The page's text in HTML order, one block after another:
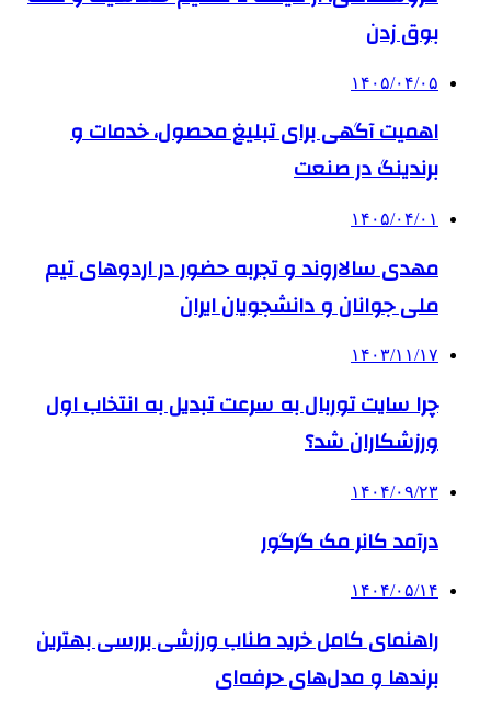
بوق زدن
۱۴۰۵/۰۴/۰۵
اهمیت آگهی برای تبلیغ محصول، خدمات و
برندینگ در صنعت
۱۴۰۵/۰۴/۰۱
مهدی سالاروند و تجربه حضور در اردوهای تیم
ملی جوانان و دانشجویان ایران
۱۴۰۳/۱۱/۱۷
چرا سایت توربال به ‌سرعت تبدیل به انتخاب اول
ورزشکاران شد؟
۱۴۰۴/۰۹/۲۳
درآمد کانر مک گرگور
۱۴۰۴/۰۵/۱۴
راهنمای کامل خرید طناب ورزشی بررسی بهترین
برندها و مدل‌های حرفه‌ای